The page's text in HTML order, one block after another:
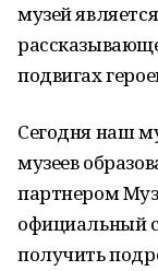
музей
подвигах
Сегодня наш
музеев
партнером
официальный
получить